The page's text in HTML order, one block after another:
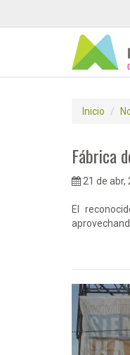
Inicio
Fábrica
21 de abr,
El